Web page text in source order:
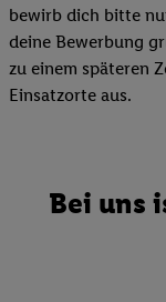
bewirb dich bitte
deine Bewerbung
zu einem späteren
Einsatzorte aus.
Bei uns